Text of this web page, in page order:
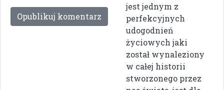
jest jednym z
perfekcyjnych
udogodnień
życiowych jaki
został wynaleziony
w całej historii
stworzonego przez